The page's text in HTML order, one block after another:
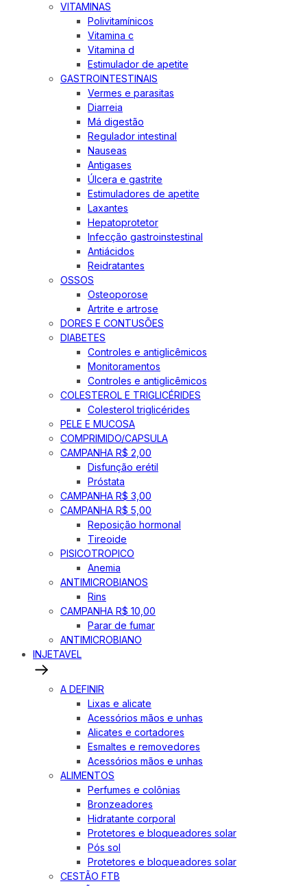
VITAMINAS
Polivitamínicos
Vitamina c
Vitamina d
Estimulador de apetite
GASTROINTESTINAIS
Vermes e parasitas
Diarreia
Má digestão
Regulador intestinal
Nauseas
Antigases
Úlcera e gastrite
Estimuladores de apetite
Laxantes
Hepatoprotetor
Infecção gastroinstestinal
Antiácidos
Reidratantes
OSSOS
Osteoporose
Artrite e artrose
DORES E CONTUSÕES
DIABETES
Controles e antiglicêmicos
Monitoramentos
Controles e antiglicêmicos
COLESTEROL E TRIGLICÉRIDES
Colesterol triglicérides
PELE E MUCOSA
COMPRIMIDO/CAPSULA
CAMPANHA R$ 2,00
Disfunção erétil
Próstata
CAMPANHA R$ 3,00
CAMPANHA R$ 5,00
Reposição hormonal
Tireoide
PISICOTROPICO
Anemia
ANTIMICROBIANOS
Rins
CAMPANHA R$ 10,00
Parar de fumar
ANTIMICROBIANO
INJETAVEL
A DEFINIR
Lixas e alicate
Acessórios mãos e unhas
Alicates e cortadores
Esmaltes e removedores
Acessórios mãos e unhas
ALIMENTOS
Perfumes e colônias
Bronzeadores
Hidratante corporal
Protetores e bloqueadores solar
Pós sol
Protetores e bloqueadores solar
CESTÃO FTB